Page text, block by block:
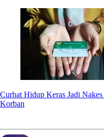
Curhat Hidup Keras Jadi Nakes
Korban